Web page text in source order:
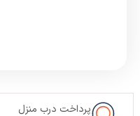
پرداخت درب منزل